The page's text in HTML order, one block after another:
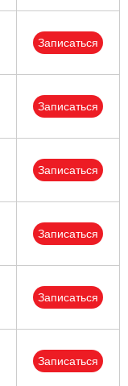
Записаться
Записаться
Записаться
Записаться
Записаться
Записаться